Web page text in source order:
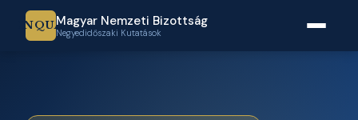
INQUAMagyar Nemzeti Bizottság
Negyedidőszaki Kutatások